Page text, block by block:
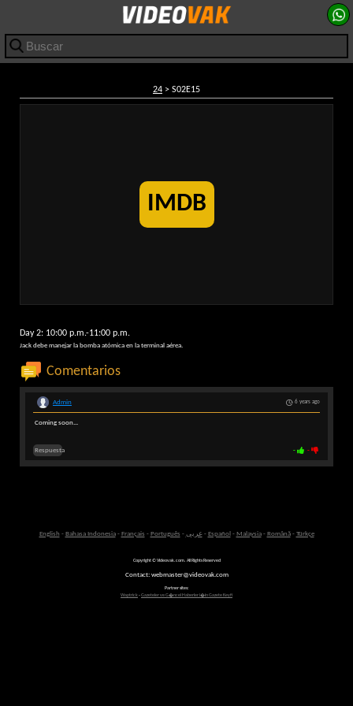
24 > S02E15
IMDB
Day 2: 10:00 p.m.-11:00 p.m.
Jack debe manejar la bomba atómica en la terminal aérea.
Comentarios
6 years ago
Admin
Coming soon...
- -
Respuesta
English - Bahasa Indonesia- Français - Português - عربى- Español - Malaysia- Română- Türkçe
Copyright © Videovak.com. All Rights Reserved
Contact: webmaster@videovak.com
Partner sites:
Waptrick-Gazeteler ve G�ncel Haberler i�in Gazete Keyfi